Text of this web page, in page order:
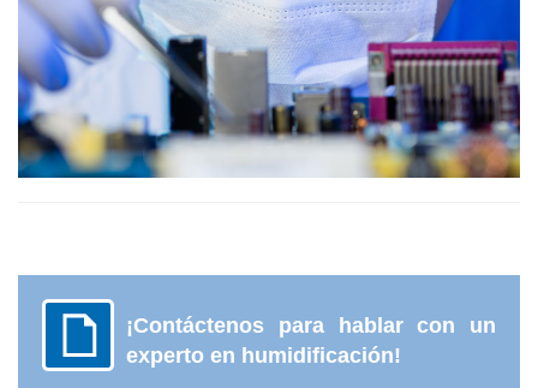
¡Contáctenos para hablar con un
experto en humidificación!